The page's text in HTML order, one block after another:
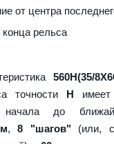
от центра
конца рельса
560H(35/
точности H
до
,8 "шагов" (или,